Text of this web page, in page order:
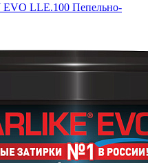
LLE.100 Пепельно-